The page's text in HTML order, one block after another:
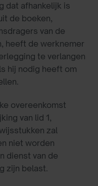
dat afhankelijk is
de boeken,
van de
heeft de werknemer
te verlangen
hij nodig heeft om
overeenkomst
van lid 1,
zal
niet worden
dienst van de
zijn belast.